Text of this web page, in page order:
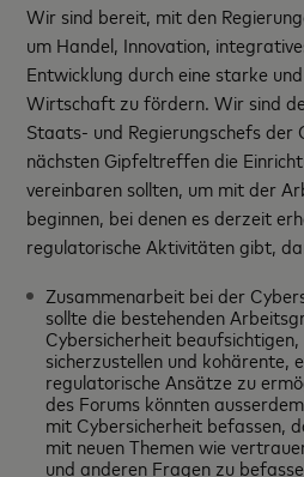
Wir sind bereit, mit den
um Handel, Innovation,
Entwicklung durch eine starke
Wirtschaft zu fördern. Wir sind
Staats- und Regierungschefs
nächsten Gipfeltreffen die
vereinbaren sollten, um mit der
beginnen, bei denen es derzeit
regulatorische Aktivitäten gibt,
Zusammenarbeit bei der
sollte die bestehenden
Cybersicherheit
sicherzustellen und kohärente,
regulatorische Ansätze zu
des Forums könnten
mit Cybersicherheit befassen,
mit neuen Themen wie
und anderen Fragen zu